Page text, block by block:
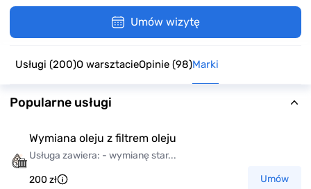
Umów wizytę
Usługi (200)O warsztacieOpinie (98)Marki
Popularne usługi
Wymiana oleju z filtrem oleju
Usługa zawiera: - wymianę star...
200 zł Umów